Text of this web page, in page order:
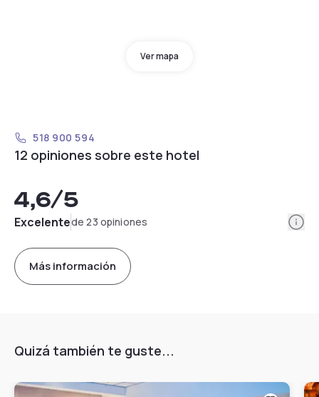
Ver mapa
518 900 594
12 opiniones sobre este hotel
4,6/5
Excelentede 23 opiniones
Más información
Quizá también te guste...